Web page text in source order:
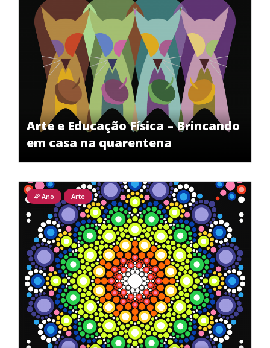
Arte e Educação Física – Brincando
em casa na quarentena
4º Ano Arte